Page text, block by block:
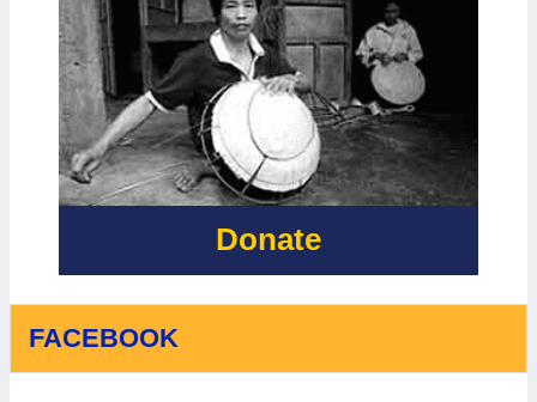
THANH - LẦN
CHỐNG
THIÊN TAI -
LẦN 2
ĐỒ RŮI RO
THIÊN TAI TẠI
XÃ BỐ
TRẠCH, XÃ
BẮC TRẠCH
VÀ XÃ
PHONG NHA,
TỈNH QUẢNG
TRỊ - LẦN 2
Donate
FACEBOOK